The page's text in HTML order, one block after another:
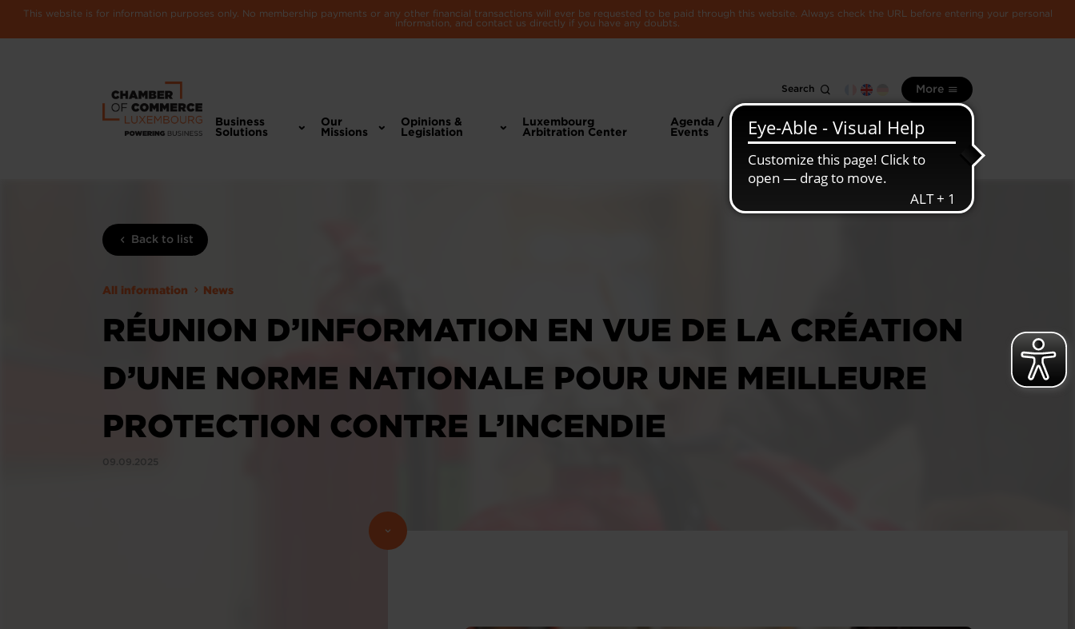
This website is for information purposes only. No membership payments or any other financial transactions will ever be requested to be paid through this website. Always check the URL before entering your personal
information, and contact us directly if you have any doubts.
Search More
Business
Solutions
Our
Missions
Opinions &
Legislation
Luxembourg
Arbitration Center
Agenda /
Events
information
Luxembourg
economy
Back to list
All information News
RÉUNION D’INFORMATION EN VUE DE LA CRÉATION
D’UNE NORME NATIONALE POUR UNE MEILLEURE
PROTECTION CONTRE L’INCENDIE
09.09.2025